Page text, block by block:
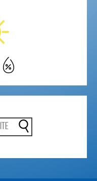
Rechercher